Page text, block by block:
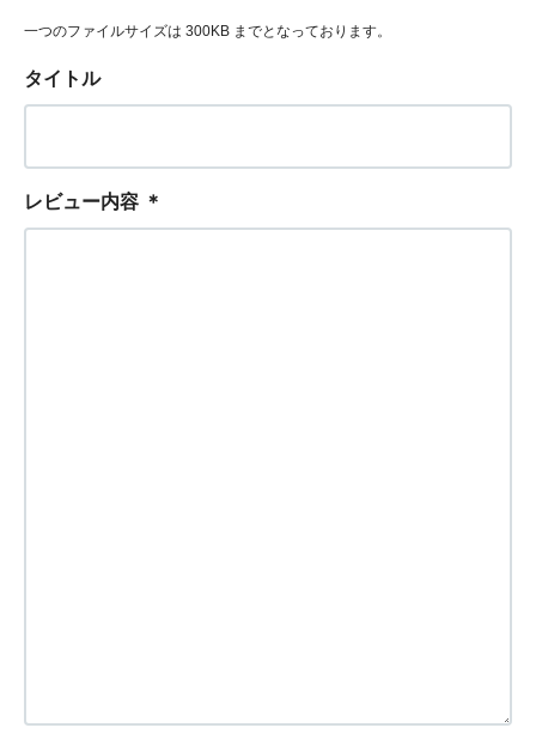
一つのファイルサイズは 300KB までとなっております。
タイトル
レビュー内容 ＊